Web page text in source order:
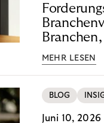
MEHR LESEN
BLOG
Juni 10, 2026